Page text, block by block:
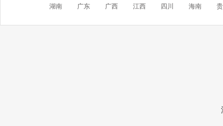
湖南 广东 广西 江西 四川 海南